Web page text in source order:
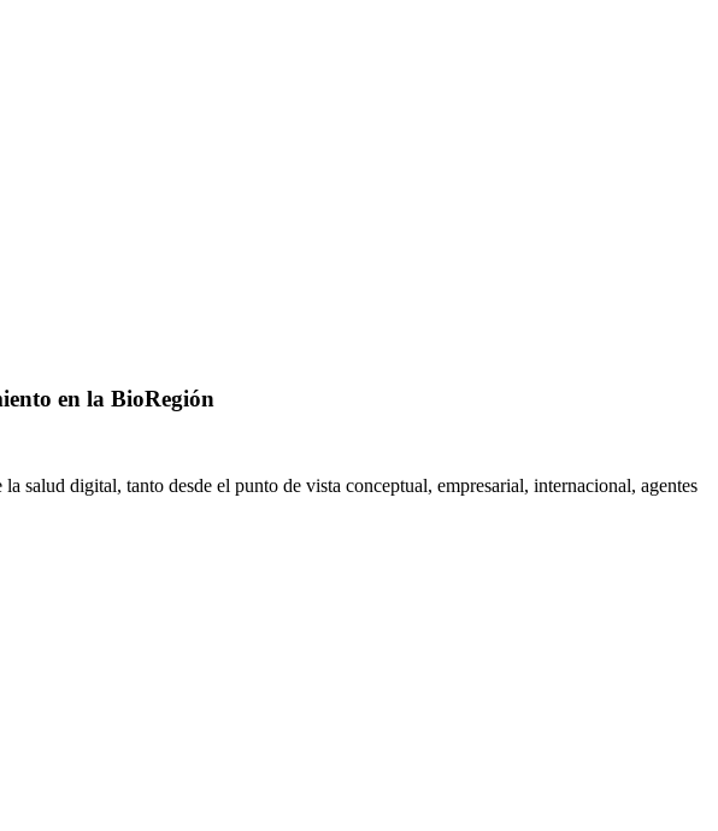
en la BioRegión
digital, tanto desde el punto de vista conceptual, empresarial, internacional, agentes